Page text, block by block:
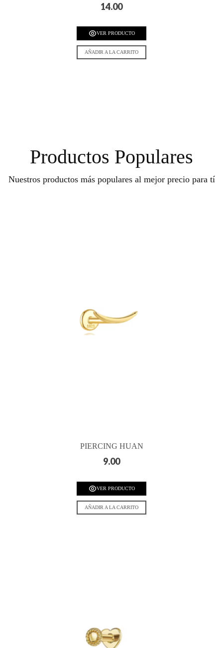
14.00
VER PRODUCTO
AÑADIR A LA CARRITO
Productos Populares
Nuestros productos más populares al mejor precio para tí
PIERCING HUAN
9.00
VER PRODUCTO
AÑADIR A LA CARRITO